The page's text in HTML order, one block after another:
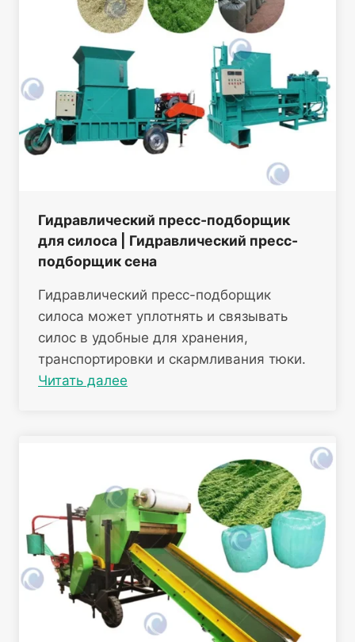
Гидравлический пресс-подборщик
для силоса | Гидравлический пресс-
подборщик сена
Гидравлический пресс-подборщик
силоса может уплотнять и связывать
силос в удобные для хранения,
транспортировки и скармливания тюки.
Читать далее